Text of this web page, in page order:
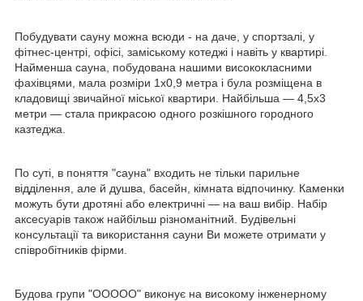
Побудувати сауну можна всюди - на даче, у спортзалі, у
фітнес-центрі, офісі, заміському котеджі і навіть у квартирі.
Найменша сауна, побудована нашими висококласними
фахівцями, мала розміри 1x0,9 метра і була розміщена в
кладовищі звичайної міської квартири. Найбільша — 4,5x3
метри — стала прикрасою одного розкішного городного
казтеджа.
По суті, в поняття "сауна" входить не тільки парильне
відділення, але й душва, басейн, кімната відпочинку. Каменки
можуть бути дротяні або електричні — на ваш вибір. Набір
аксесуарів також найбільш різноманітний. Будівельні
консультації та використання сауни Ви можете отримати у
співробітників фірми.
Будова групи "ООООО" виконує на високому інженерному